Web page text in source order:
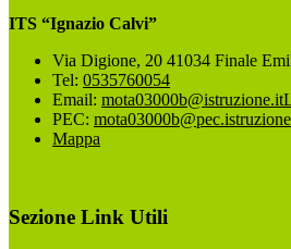
ITS “Ignazio Calvi”
Via Digione, 20 41034 Finale
Tel: 0535760054
Email: mota03000b@istruzione.it
PEC:
Mappa
Sezione Link Utili